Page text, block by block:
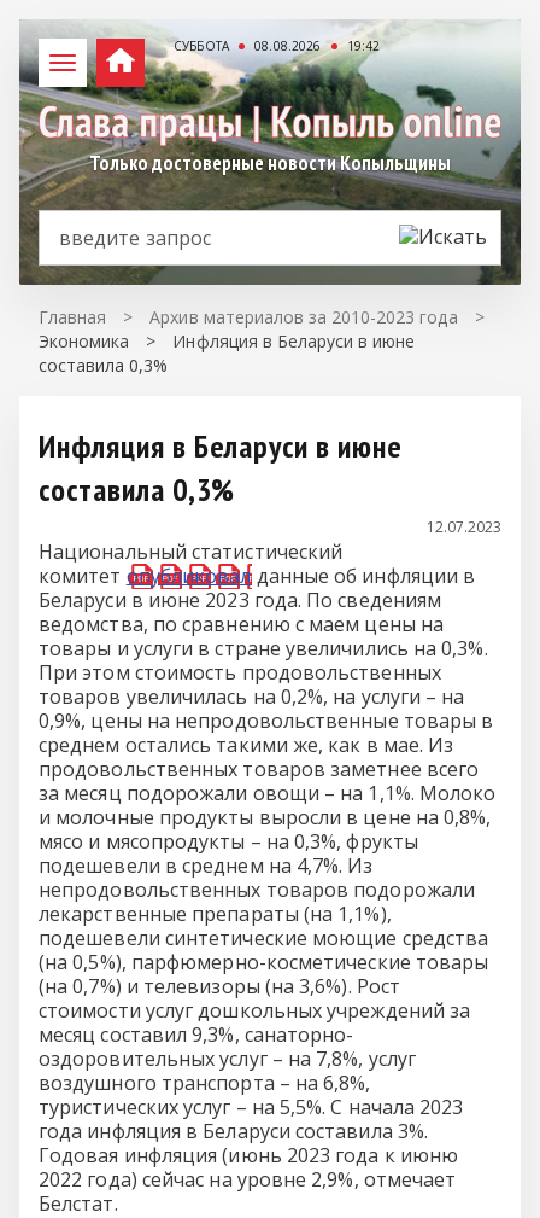
СУББОТА 08.08.2026 19:42
Только достоверные новости Копыльщины
Главная > Архив материалов за 2010-2023 года
>
Экономика
>
Инфляция в Беларуси в июне
составила 0,3%
Инфляция в Беларуси в июне
составила 0,3%
12.07.2023
Национальный статистический
комитет опубликовалданные об инфляции в
Беларуси в июне 2023 года. По сведениям
ведомства, по сравнению с маем цены на
товары и услуги в стране увеличились на 0,3%.
При этом стоимость продовольственных
товаров увеличилась на 0,2%, на услуги – на
0,9%, цены на непродовольственные товары в
среднем остались такими же, как в мае. Из
продовольственных товаров заметнее всего
за месяц подорожали овощи – на 1,1%. Молоко
и молочные продукты выросли в цене на 0,8%,
мясо и мясопродукты – на 0,3%, фрукты
подешевели в среднем на 4,7%. Из
непродовольственных товаров подорожали
лекарственные препараты (на 1,1%),
подешевели синтетические моющие средства
(на 0,5%), парфюмерно-косметические товары
(на 0,7%) и телевизоры (на 3,6%). Рост
стоимости услуг дошкольных учреждений за
месяц составил 9,3%, санаторно-
оздоровительных услуг – на 7,8%, услуг
воздушного транспорта – на 6,8%,
туристических услуг – на 5,5%. С начала 2023
года инфляция в Беларуси составила 3%.
Годовая инфляция (июнь 2023 года к июню
2022 года) сейчас на уровне 2,9%, отмечает
Белстат.